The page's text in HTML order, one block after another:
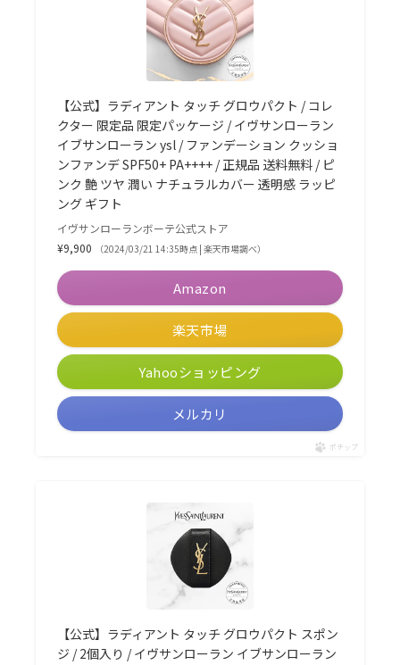
【公式】ラディアント タッチ グロウパクト / コレ
クター 限定品 限定パッケージ / イヴサンローラン
イブサンローラン ysl / ファンデーション クッショ
ンファンデ SPF50+ PA++++ / 正規品 送料無料 / ピ
ンク 艶 ツヤ 潤い ナチュラルカバー 透明感 ラッピ
ング ギフト
イヴサンローランボーテ公式ストア
¥9,900
（2024/03/21 14:35時点 | 楽天市場調べ）
Amazon
楽天市場
Yahooショッピング
メルカリ
ポチップ
【公式】ラディアント タッチ グロウパクト スポン
ジ / 2個入り / イヴサンローラン イブサンローラン